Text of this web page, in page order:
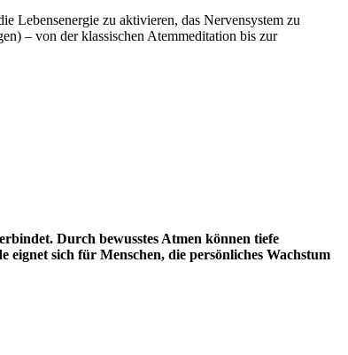
Lebensenergie zu aktivieren, das Nervensystem zu
– von der klassischen Atemmeditation bis zur
Durch bewusstes Atmen können tiefe
eignet sich für Menschen, die persönliches Wachstum